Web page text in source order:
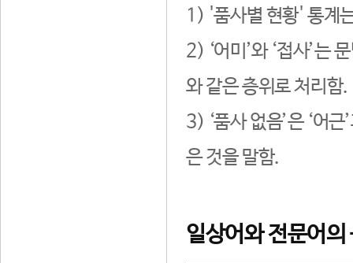
1) '품사별 현황' 통계
2) ‘어미’와 ‘접사’는
와 같은 층위로 처리함.
3) ‘품사 없음’은 ‘어
은 것을 말함.
일상어와 전문어의